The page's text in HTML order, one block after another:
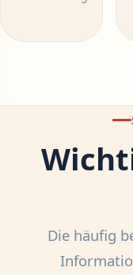
Die häufig